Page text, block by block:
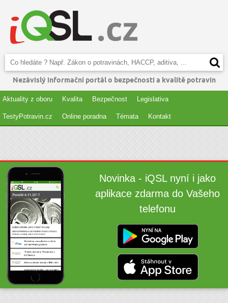
Nezávislý informační portál o bezpečnosti a kvalitě potravin
Aktuality z oboru Kvalita Bezpečnost Legislativa
TestyPotravin.cz Online poradna Témata Kontakt
Novinka - iQSL nyní i jako
aplikace zdarma do Vašeho
telefonu